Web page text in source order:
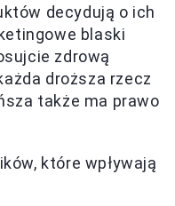
decydują o ich
blaski
zdrową
droższa rzecz
także ma prawo
które wpływają